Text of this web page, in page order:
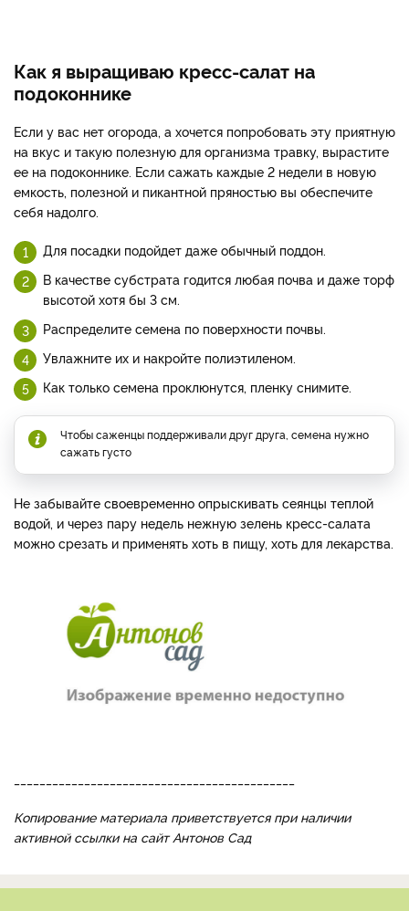
Как я выращиваю кресс-салат на
подоконнике
Если у вас нет огорода, а хочется попробовать эту приятную
на вкус и такую полезную для организма травку, вырастите
ее на подоконнике. Если сажать каждые 2 недели в новую
емкость, полезной и пикантной пряностью вы обеспечите
себя надолго.
Для посадки подойдет даже обычный поддон.
В качестве субстрата годится любая почва и даже торф
высотой хотя бы 3 см.
Распределите семена по поверхности почвы.
Увлажните их и накройте полиэтиленом.
Как только семена проклюнутся, пленку снимите.
Чтобы саженцы поддерживали друг друга, семена нужно
сажать густо
Не забывайте своевременно опрыскивать сеянцы теплой
водой, и через пару недель нежную зелень кресс-салата
можно срезать и применять хоть в пищу, хоть для лекарства.
Копирование материала приветствуется при наличии
активной ссылки на сайт Антонов Сад